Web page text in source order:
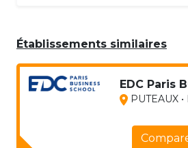
Établissements similaires
EDC Paris
PUTEAUX •